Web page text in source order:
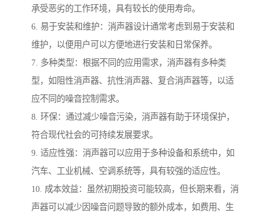
承受恶劣的工作环境，具有较长的使用寿命。
6. 易于安装和维护：消声器设计通常考虑到易于安装和
维护，以便用户可以方便地进行安装和日常保养。
7. 多种类型：根据不同的应用需求，消声器有多种类
型，如阻性消声器、抗性消声器、复合消声器等，以适
应不同的噪音控制需求。
8. 环保：通过减少噪音污染，消声器有助于环境保护，
符合现代社会的可持续发展要求。
9. 适应性强：消声器可以应用于多种设备和系统中，如
汽车、工业机械、空调系统等，具有较强的适应性。
10. 成本效益：虽然初期投资可能较高，但长期来看，消
声器可以减少因噪音问题导致的额外成本，如费用、生